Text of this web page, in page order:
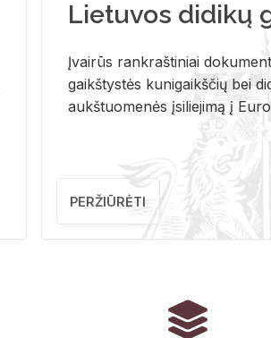
Lietuvos didikų
Įvai­rūs rank­raš­ti­niai
gaikš­tys­tės ku­ni­gaikš­čių bei
aukš­tuo­me­nės įsi­lie­ji­mą į
PERŽIŪRĖTI